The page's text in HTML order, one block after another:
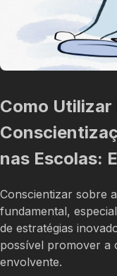
Como Utilizar
nas Escolas:
Conscientizar sobre
fundamental,
de estratégias
possível promover a
envolvente.